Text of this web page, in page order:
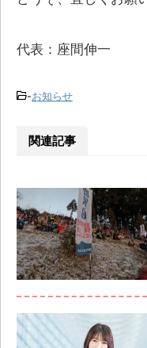
代表：座間伸一
-お知らせ
関連記事